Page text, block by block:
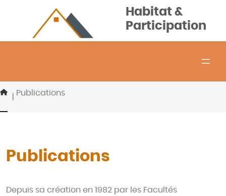
contenu
Habitat &
Participation
Publications
Publications
Depuis sa création en 1982 par les Facultés